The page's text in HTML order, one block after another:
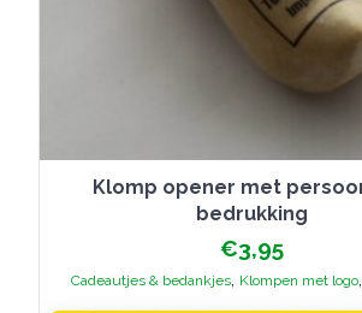
Klomp opener met persoonlijke
bedrukking
€3,95
Cadeautjes & bedankjes, Klompen met logo,